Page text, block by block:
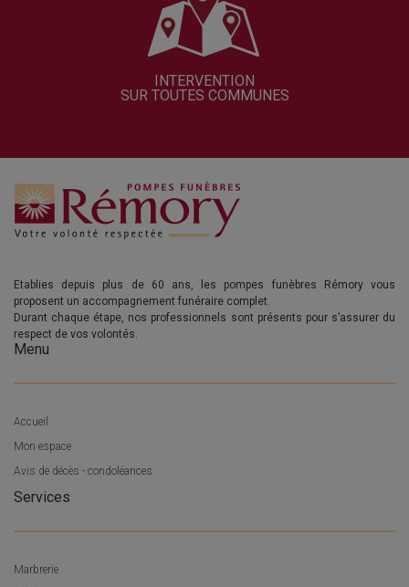
INTERVENTION
SUR TOUTES COMMUNES
Etablies depuis plus de 60 ans, les pompes funèbres Rémory vous
proposent un accompagnement funéraire complet.
Durant chaque étape, nos professionnels sont présents pour s’assurer du
respect de vos volontés.
Menu
Accueil
Mon espace
Avis de décès - condoléances
Services
Marbrerie